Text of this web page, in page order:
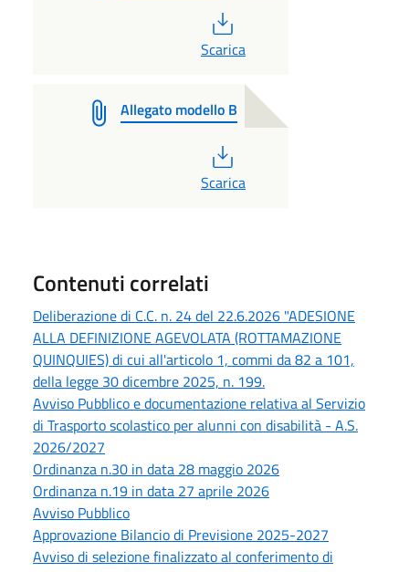
Scarica
Allegato modello B
Scarica
Contenuti correlati
Deliberazione di C.C. n. 24 del 22.6.2026 "ADESIONE
ALLA DEFINIZIONE AGEVOLATA (ROTTAMAZIONE
QUINQUIES) di cui all'articolo 1, commi da 82 a 101,
della legge 30 dicembre 2025, n. 199.
Avviso Pubblico e documentazione relativa al Servizio
di Trasporto scolastico per alunni con disabilità - A.S.
2026/2027
Ordinanza n.30 in data 28 maggio 2026
Ordinanza n.19 in data 27 aprile 2026
Avviso Pubblico
Approvazione Bilancio di Previsione 2025-2027
Avviso di selezione finalizzato al conferimento di